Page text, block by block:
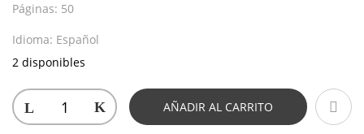
Páginas: 50
Idioma: Español
2 disponibles
AÑADIR AL CARRITO